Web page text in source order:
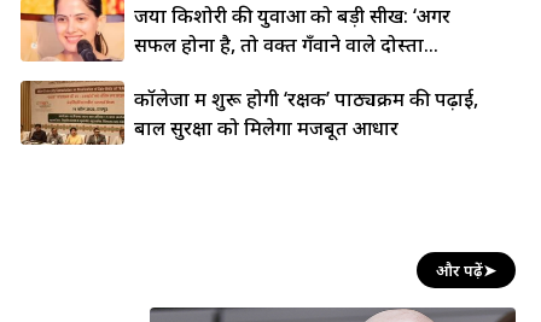
जया किशोरी की युवाओं को बड़ी सीख: ‘अगर
सफल होना है, तो वक्त गँवाने वाले दोस्तों...
कॉलेजों में शुरू होगी ‘रक्षक’ पाठ्यक्रम की पढ़ाई,
बाल सुरक्षा को मिलेगा मजबूत आधार
और पढ़ें➤